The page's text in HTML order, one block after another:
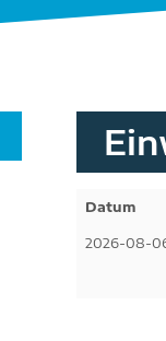
Datum
2026-08-06